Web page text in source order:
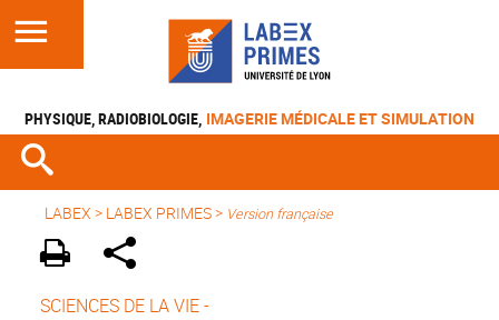
PHYSIQUE, RADIOBIOLOGIE, IMAGERIE MÉDICALE ET SIMULATION
LABEX > LABEX PRIMES> Version française
SCIENCES DE LA VIE -